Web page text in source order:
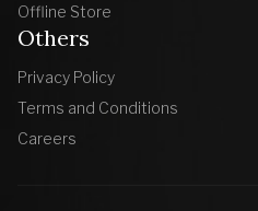
Offline Store
Others
Privacy Policy
Terms and Conditions
Careers